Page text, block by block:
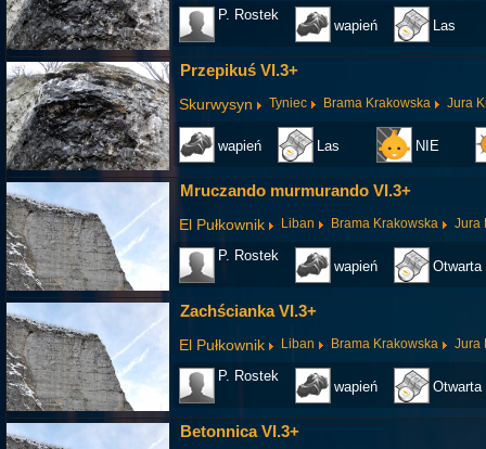
P. Rostek
wapień Las
Przepikuś VI.3+
Skurwysyn Tyniec Brama Krakowska Jura
wapień Las NIE
Mruczando murmurando VI.3+
El Pułkownik Liban Brama Krakowska Jura
P. Rostek
wapień Otwarta
Zachścianka VI.3+
El Pułkownik Liban Brama Krakowska Jura
P. Rostek
wapień Otwarta
Betonnica VI.3+